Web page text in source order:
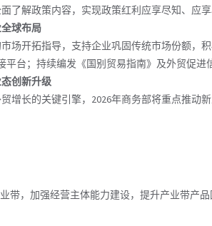
了解政策内容，实现政策红利应享尽知、应享
球布局
场开拓指导，支持企业巩固传统市场份额，
平台；持续编发《国别贸易指南》及外贸促进
创新升级
增长的关键引擎，2026年商务部将重点推动
带，加强经营主体能力建设，提升产业带产品